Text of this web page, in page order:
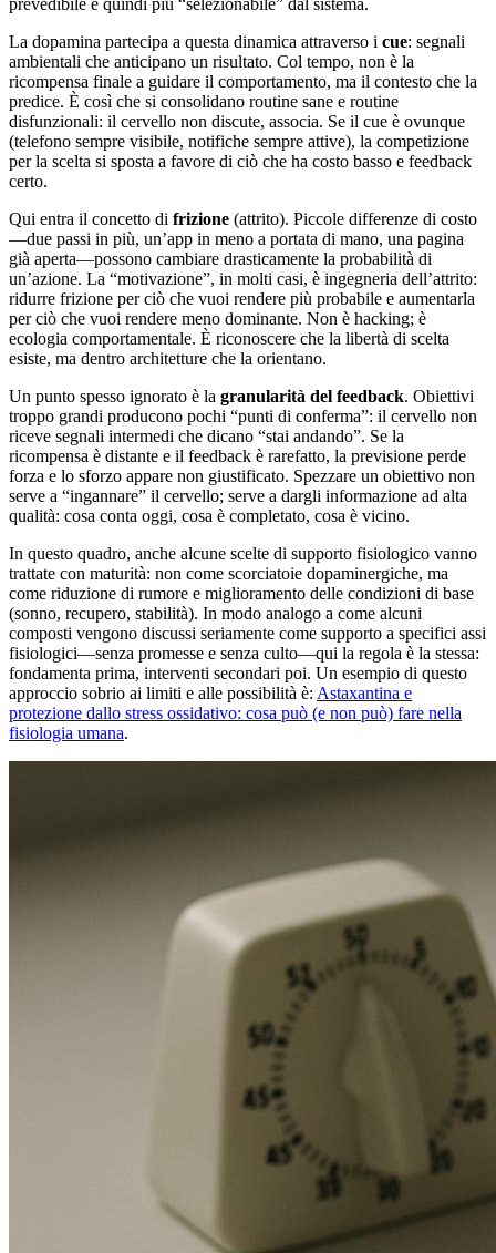
prevedibile e quindi più “selezionabile” dal sistema.
La dopamina partecipa a questa dinamica attraverso i cue: segnali
ambientali che anticipano un risultato. Col tempo, non è la
ricompensa finale a guidare il comportamento, ma il contesto che la
predice. È così che si consolidano routine sane e routine
disfunzionali: il cervello non discute, associa. Se il cue è ovunque
(telefono sempre visibile, notifiche sempre attive), la competizione
per la scelta si sposta a favore di ciò che ha costo basso e feedback
certo.
Qui entra il concetto di frizione (attrito). Piccole differenze di costo
—due passi in più, un’app in meno a portata di mano, una pagina
già aperta—possono cambiare drasticamente la probabilità di
un’azione. La “motivazione”, in molti casi, è ingegneria dell’attrito:
ridurre frizione per ciò che vuoi rendere più probabile e aumentarla
per ciò che vuoi rendere meno dominante. Non è hacking; è
ecologia comportamentale. È riconoscere che la libertà di scelta
esiste, ma dentro architetture che la orientano.
Un punto spesso ignorato è la granularità del feedback. Obiettivi
troppo grandi producono pochi “punti di conferma”: il cervello non
riceve segnali intermedi che dicano “stai andando”. Se la
ricompensa è distante e il feedback è rarefatto, la previsione perde
forza e lo sforzo appare non giustificato. Spezzare un obiettivo non
serve a “ingannare” il cervello; serve a dargli informazione ad alta
qualità: cosa conta oggi, cosa è completato, cosa è vicino.
In questo quadro, anche alcune scelte di supporto fisiologico vanno
trattate con maturità: non come scorciatoie dopaminergiche, ma
come riduzione di rumore e miglioramento delle condizioni di base
(sonno, recupero, stabilità). In modo analogo a come alcuni
composti vengono discussi seriamente come supporto a specifici assi
fisiologici—senza promesse e senza culto—qui la regola è la stessa:
fondamenta prima, interventi secondari poi. Un esempio di questo
approccio sobrio ai limiti e alle possibilità è: Astaxantina e
protezione dallo stress ossidativo: cosa può (e non può) fare nella
fisiologia umana.